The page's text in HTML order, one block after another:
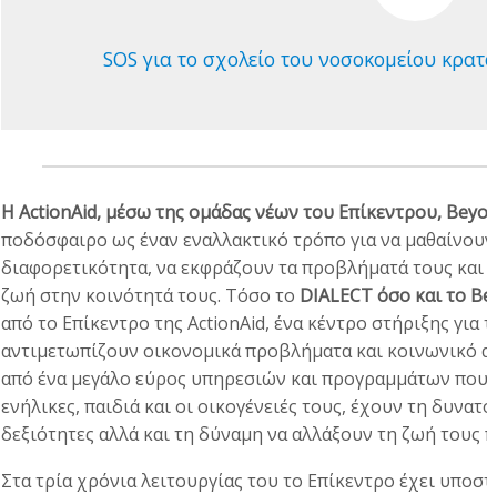
SOS για το σχολείο του νοσοκομείου
Η ΑctionAid, μέσω της ομάδας νέων του Επίκεντρου,
ποδόσφαιρο ως έναν εναλλακτικό τρόπο για να
διαφορετικότητα, να εκφράζουν τα προβλήματά τους
ζωή στην κοινότητά τους. Τόσο το DIALECT όσο και το
από το Επίκεντρο της ActionAid, ένα κέντρο στήριξης
αντιμετωπίζουν οικονομικά προβλήματα και
από ένα μεγάλο εύρος υπηρεσιών και προγραμμάτων
ενήλικες, παιδιά και οι οικογένειές τους, έχουν τη
δεξιότητες αλλά και τη δύναμη να αλλάξουν τη ζωή
Στα τρία χρόνια λειτουργίας του το Επίκεντρο έχει